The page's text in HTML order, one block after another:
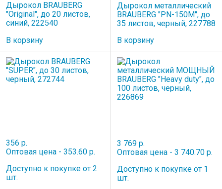
Дырокол BRAUBERG
"Original", до 20 листов,
синий, 222540
В корзину
Дырокол металлический
BRAUBERG "PN-150M", до
35 листов, черный, 227788
В корзину
356 р.
Оптовая цена - 353.60 р.
Доступно к покупке от 2
шт.
3 769 р.
Оптовая цена - 3 740.70 р.
Доступно к покупке от 1
шт.